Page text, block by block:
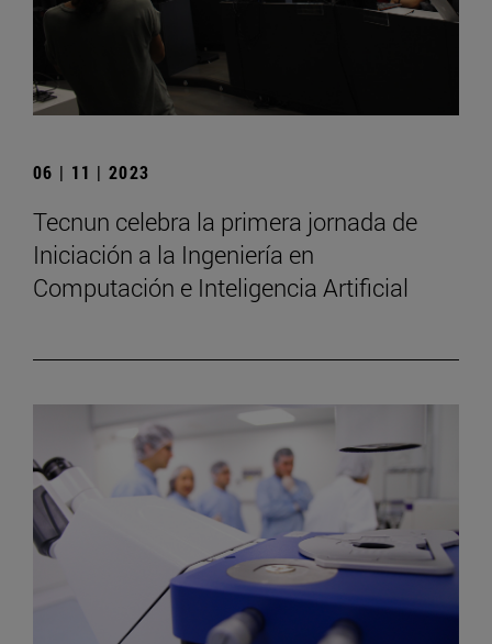
06 | 11 | 2023
Tecnun celebra la primera jornada de
Iniciación a la Ingeniería en
Computación e Inteligencia Artificial